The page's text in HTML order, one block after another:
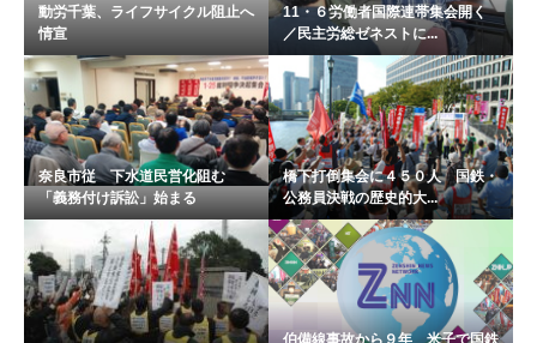
動労千葉、ライフサイクル阻止へ
情宣
11・６労働者国際連帯集会開く
／民主労総ゼネストに...
奈良市従 下水道民営化阻む
「義務付け訴訟」始まる
橋下打倒集会に４５０人 国鉄・
公務員決戦の歴史的大...
伯備線事故から９年 米子で国鉄